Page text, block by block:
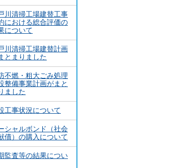
川清掃工場建替工事
における総合評価の
について
川清掃工場建替計画
とまりました
不燃・粗大ごみ処理
整備事業計画がまと
ました
工事状況について
シャルボンド（社会
債）の購入について
監査等の結果につい